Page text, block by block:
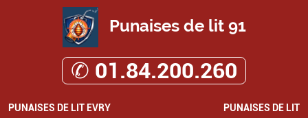
Punaises de lit 91
✆ 01.84.200.260
PUNAISES DE LIT EVRY PUNAISES DE LIT